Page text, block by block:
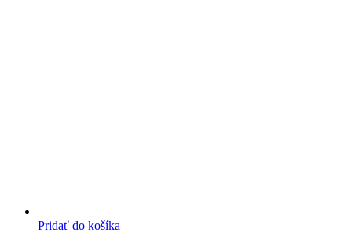
Pridať do košíka